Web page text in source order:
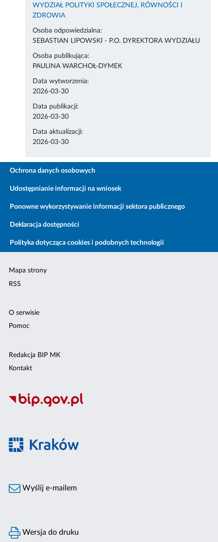
WYDZIAŁ POLITYKI SPOŁECZNEJ, RÓWNOŚCI I
ZDROWIA
Osoba odpowiedzialna:
SEBASTIAN LIPOWSKI - P.O. DYREKTORA WYDZIAŁU
Osoba publikująca:
PAULINA WARCHOŁ-DYMEK
Data wytworzenia:
2026-03-30
Data publikacji:
2026-03-30
Data aktualizacji:
2026-03-30
Ochrona danych osobowych
Udostępnianie informacji na wniosek
Ponowne wykorzystywanie informacji sektora publicznego
Deklaracja dostępności
Polityka dotycząca cookies i podobnych technologii
Mapa strony
RSS
O serwisie
Pomoc
Redakcja BIP MK
Kontakt
Wyślij e-mailem
Wersja do druku